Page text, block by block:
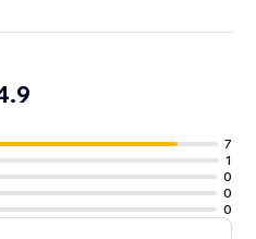
7
1
0
0
0